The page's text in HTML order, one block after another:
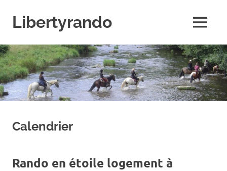
contentLibertyrando
spécialiste
de
la
randonnée
à
cheval
MENU
Calendrier
Rando en étoile logement à